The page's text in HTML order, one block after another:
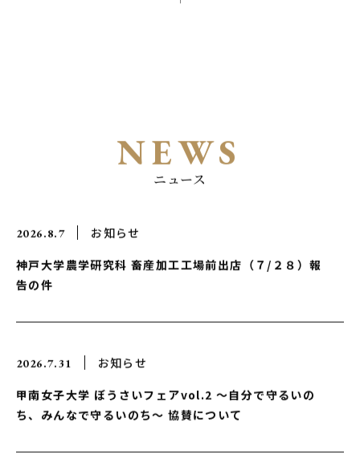
NEWS
2026.8.7
お知らせ
神戸大学農学研究科 畜産加工工場前出店（７/２８）報
告の件
2026.7.31
お知らせ
甲南女子大学 ぼうさいフェアvol.2 〜自分で守るいの
ち、みんなで守るいのち〜 協賛について